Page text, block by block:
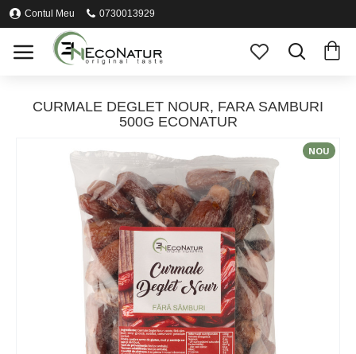
Contul Meu 0730013929
CURMALE DEGLET NOUR, FARA SAMBURI
500G ECONATUR
NOU